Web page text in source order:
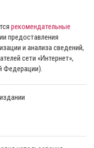
рекомендательные
предоставления
и анализа сведений,
сети «Интернет»,
Федерации).